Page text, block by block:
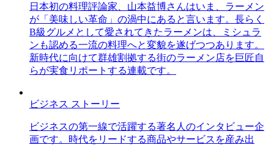
日本初の料理評論家、山本益博さんはいま、ラーメン
が「美味しい革命」の渦中にあると言います。長らく
B級グルメとして愛されてきたラーメンは、ミシュラ
ンも認める一流の料理へと変貌を遂げつつあります。
新時代に向けて群雄割拠する街のラーメン店を巨匠自
らが実食リポートする連載です。
ビジネス ストーリー
ビジネスの第一線で活躍する著名人のインタビュー企
画です。時代をリードする商品やサービスを産み出